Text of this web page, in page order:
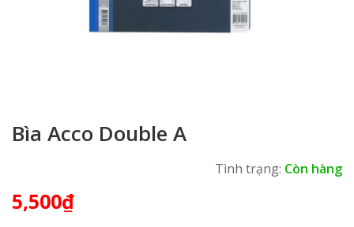
Bìa Acco Double A
Tình trạng: Còn hàng
5,500₫